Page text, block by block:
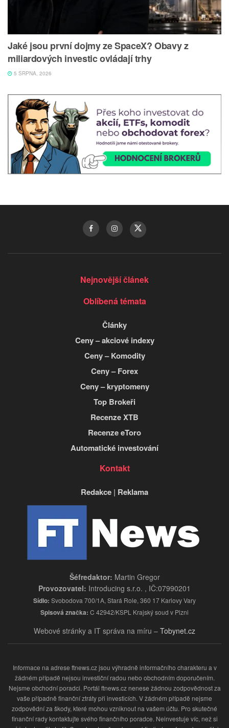
Jaké jsou první dojmy ze SpaceX? Obavy z
miliardových investic ovládají trhy
5 SRPNA, 2026
Nejnovější článek
Oblíbená témata
Články
Ceny – akciové indexy
Ceny – Komodity
Ceny – Forex
Ceny – kryptomeny
Top Brokeři
Recenze XTB
Recenze eToro
Automatické investování
Kontakt
Redakce | Reklama
Šéfredaktor: Martin Gregor
Provozovatel: Introducing s.r.o. , IČ:07990201
Sídlo: Svobodova 700/1A, Stará Role, 360 17 Karlovy Vary
Spisová značka: C 42942/KSPL Krajský soud v Plzni
Webové stránky a IT správa na míru – Tobynet.cz
Informace na adrese ftnews.cz jsou výhradně informačního charakteru a v
žádném případě nejsou investiční radou nebo obchodním doporučením.
Nejsme obchodní poradci. Portál ftnews.cz nenese žádnou zodpovědnost za
vaše případně finanční ztráty při investicích. V žádném případě nejsme
zodpovědní za škody, které mohou vzniknout na vašem účtu. Pro skutečné
finanční rady kontaktujte svého finančního poradce. Neinvestuje víc, než si